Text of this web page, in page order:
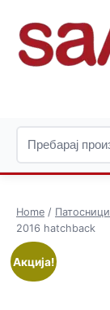
Home / Патосници
2016 hatchback
Акција!